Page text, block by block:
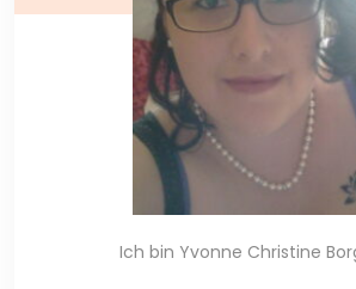
Ich bin Yvonne Christine